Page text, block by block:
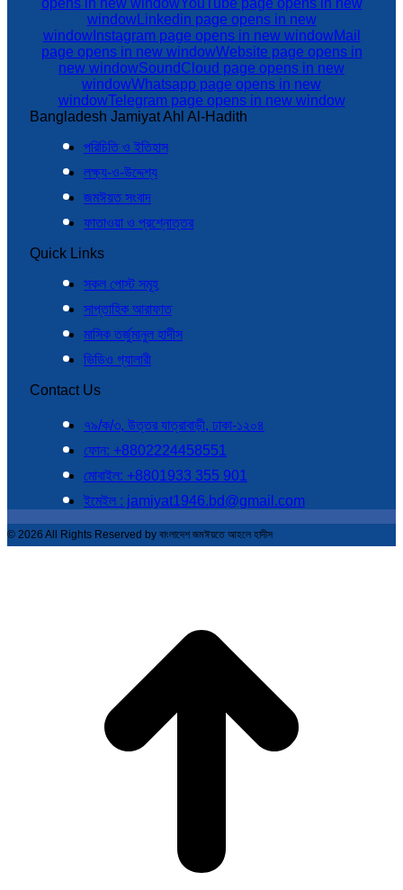
windowLinkedin page opens in new
windowInstagram page opens in new windowMail
page opens in new windowWebsite page opens in
new windowSoundCloud page opens in new
windowWhatsapp page opens in new
windowTelegram page opens in new window
Bangladesh Jamiyat Ahl Al-Hadith
পরিচিতি ও ইতিহাস
লক্ষ্য-ও-উদ্দেশ্য
জমঈয়ত সংবাদ
ফাতাওয়া ও প্রশ্নোত্তর
Quick Links
সকল পোস্ট সমূহ
সাপ্তাহিক আরাফাত
মাসিক তর্জুমানুল হাদীস
ভিডিও গ্যালারী
Contact Us
৭৯/ক/৩, উত্তর যাত্রাবাড়ী, ঢাকা-১২০৪
ফোন: +8802224458551
মোবাইল: +8801933 355 901
ইমেইল : jamiyat1946.bd@gmail.com
© 2026 All Rights Reserved by বাংলাদেশ জমঈয়তে আহলে হাদীস